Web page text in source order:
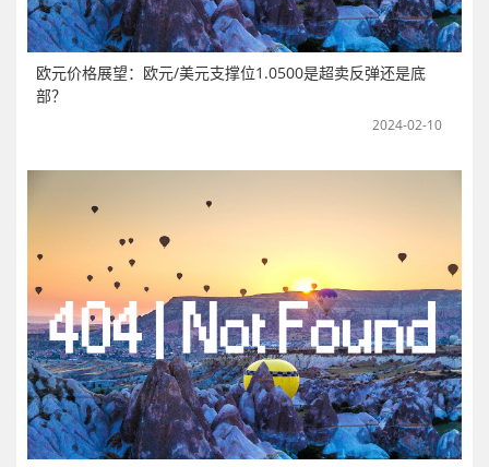
欧元价格展望：欧元/美元支撑位1.0500是超卖反弹还是底
部？
2024-02-10